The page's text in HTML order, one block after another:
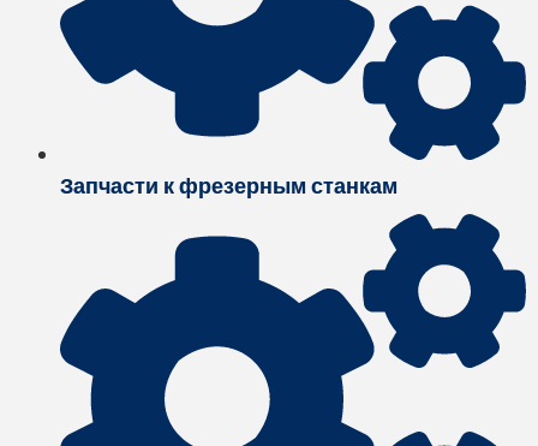
Запчасти к фрезерным станкам